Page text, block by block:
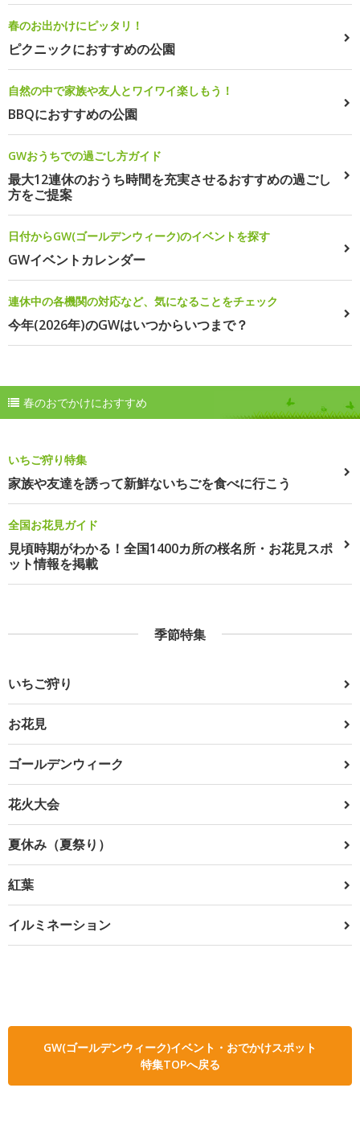
春のお出かけにピッタリ！
ピクニックにおすすめの公園
自然の中で家族や友人とワイワイ楽しもう！
BBQにおすすめの公園
GWおうちでの過ごし方ガイド
最大12連休のおうち時間を充実させるおすすめの過ごし
方をご提案
日付からGW(ゴールデンウィーク)のイベントを探す
GWイベントカレンダー
連休中の各機関の対応など、気になることをチェック
今年(2026年)のGWはいつからいつまで？
春のおでかけにおすすめ
いちご狩り特集
家族や友達を誘って新鮮ないちごを食べに行こう
全国お花見ガイド
見頃時期がわかる！全国1400カ所の桜名所・お花見スポ
ット情報を掲載
季節特集
いちご狩り
お花見
ゴールデンウィーク
花火大会
夏休み（夏祭り）
紅葉
イルミネーション
GW(ゴールデンウィーク)イベント・おでかけスポット
特集TOPへ戻る